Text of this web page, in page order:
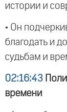
истории и
• Он
благодать и
судьбам и
02:16:43
времени